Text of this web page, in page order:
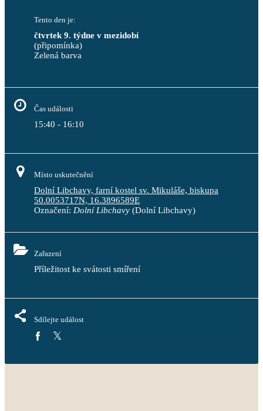
Tento den je:
čtvrtek 9. týdne v mezidobí
(připomínka)
Zelená barva
Čas události
15:40 - 16:10
Místo uskutečnění
Dolní Libchavy, farní kostel sv. Mikuláše, biskupa
50.0053717N, 16.3896589E
Označení: Dolní Libchavy (Dolní Libchavy)
Zařazení
Příležitost ke svátosti smíření
Sdílejte událost